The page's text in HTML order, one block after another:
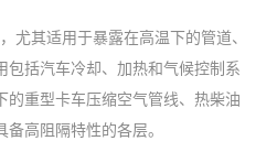
尤其适用于暴露在高温下的管道、
包括汽车冷却、加热和气候控制系
的重型卡车压缩空气管线、热柴油
高阻隔特性的各层。